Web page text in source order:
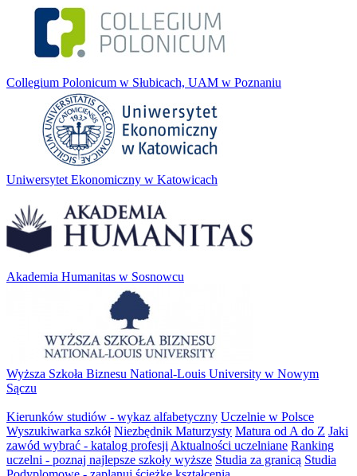
Collegium Polonicum w Słubicach, UAM w Poznaniu
Uniwersytet Ekonomiczny w Katowicach
Akademia Humanitas w Sosnowcu
Wyższa Szkoła Biznesu National-Louis University w Nowym
Sączu
Kierunków studiów - wykaz alfabetyczny Uczelnie w Polsce
Wyszukiwarka szkół Niezbędnik Maturzysty Matura od A do Z Jaki
zawód wybrać - katalog profesji Aktualności uczelniane Ranking
uczelni - poznaj najlepsze szkoły wyższe Studia za granicą Studia